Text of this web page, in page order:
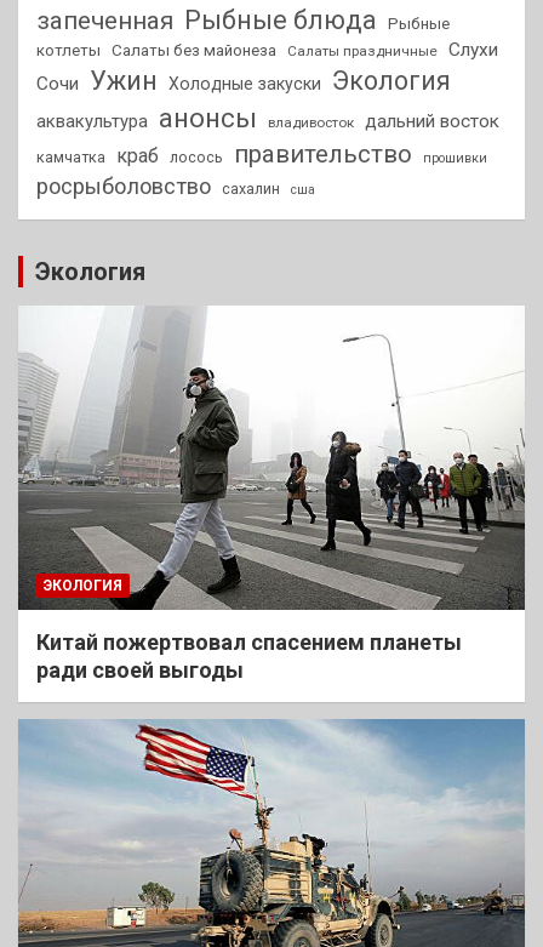
запеченная Рыбные блюда
Рыбные
котлеты
Салаты без майонеза Салаты праздничные
Слухи
Сочи
Ужин Холодные закуски Экология
аквакультура анонсы владивосток дальний восток
камчатка краб лосось правительство прошивки
росрыболовство сахалин сша
Экология
ЭКОЛОГИЯ
Китай пожертвовал спасением планеты
ради своей выгоды